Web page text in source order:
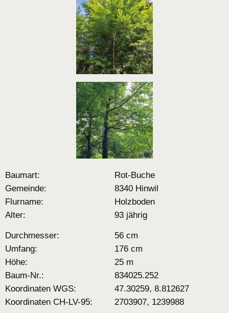
Baumart:
Rot-Buche
Gemeinde:
8340 Hinwil
Flurname:
Holzboden
Alter:
93 jährig
Durchmesser:
56 cm
Umfang:
176 cm
Höhe:
25 m
Baum-Nr.:
834025.252
Koordinaten WGS:
47.30259, 8.812627
Koordinaten CH-LV-95:
2703907, 1239988